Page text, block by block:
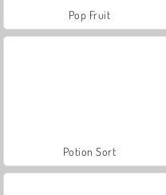
Pop Fruit
Potion Sort